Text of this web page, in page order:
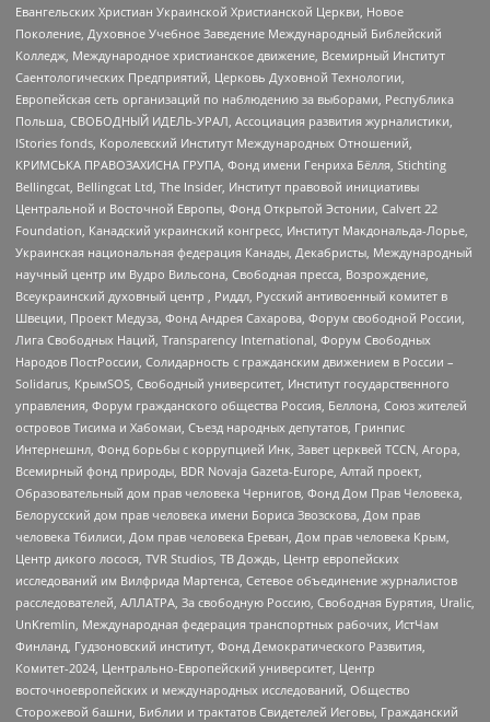
Евангельских Христиан Украинской Христианской Церкви, Новое
Поколение, Духовное Учебное Заведение Международный Библейский
Колледж, Международное христианское движение, Всемирный Институт
Саентологических Предприятий, Церковь Духовной Технологии,
Европейская сеть организаций по наблюдению за выборами, Республика
Польша, СВОБОДНЫЙ ИДЕЛЬ-УРАЛ, Ассоциация развития журналистики,
IStories fonds, Королевский Институт Международных Отношений,
КРИМСЬКА ПРАВОЗАХИСНА ГРУПА, Фонд имени Генриха Бёлля, Stichting
Bellingcat, Bellingcat Ltd, The Insider, Институт правовой инициативы
Центральной и Восточной Европы, Фонд Открытой Эстонии, Calvert 22
Foundation, Канадский украинский конгресс, Институт Макдональда-Лорье,
Украинская национальная федерация Канады, Декабристы, Международный
научный центр им Вудро Вильсона, Свободная пресса, Возрождение,
Всеукраинский духовный центр , Риддл, Русский антивоенный комитет в
Швеции, Проект Медуза, Фонд Андрея Сахарова, Форум свободной России,
Лига Свободных Наций, Transparеncy International, Форум Свободных
Народов ПостРоссии, Солидарность с гражданским движением в России –
Solidarus, КрымSOS, Свободный университет, Институт государственного
управления, Форум гражданского общества Россия, Беллона, Союз жителей
островов Тисима и Хабомаи, Съезд народных депутатов, Гринпис
Интернешнл, Фонд борьбы с коррупцией Инк, Завет церквей TCCN, Агора,
Всемирный фонд природы, BDR Novaja Gazeta-Europe, Алтай проект,
Образовательный дом прав человека Чернигов, Фонд Дом Прав Человека,
Белорусский дом прав человека имени Бориса Звозскова, Дом прав
человека Тбилиси, Дом прав человека Ереван, Дом прав человека Крым,
Центр дикого лосося, TVR Studios, ТВ Дождь, Центр европейских
исследований им Вилфрида Мартенса, Сетевое объединение журналистов
расследователей, АЛЛАТРА, За свободную Россию, Свободная Бурятия, Uralic,
UnKremlin, Международная федерация транспортных рабочих, ИстЧам
Финланд, Гудзоновский институт, Фонд Демократического Развития,
Комитет-2024, Центрально-Европейский университет, Центр
восточноевропейских и международных исследований, Общество
Сторожевой башни, Библии и трактатов Свидетелей Иеговы, Гражданский